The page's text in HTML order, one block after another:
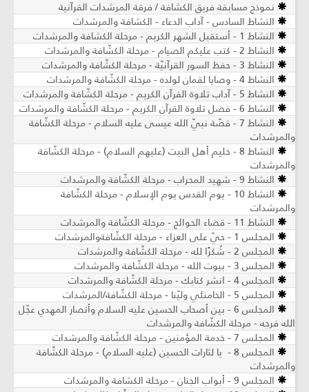
نموذج مسابقة فريق الكشافة / فرقة المرشدات القرآنية
النشاط السادس - آداب الدعاء - الكشافة والمرشدات
النشاط 1 - أستقبل الشهر الكريم - مرحلة الكشافة والمرشدات
النشاط 2 - كتب عليكم الصيام - مرحلة الكشّافة والمرشدات
النشاط 3 - حفظ السور القرآنيّة - مرحلة الكشّافة والمرشدات
النشاط 4 - وصايا لقمان لولده - مرحلة الكشّافة والمرشدات
النشاط 5 - آداب تلاوة القرآن الكريم - مرحلة الكشّافة والمرشدات
النشاط 6 - فضل تلاوة القرآن الكريم - مرحلة الكشّافة والمرشدات
النشاط 7 - قصّة نبيّ الله عيسى عليه السلام - مرحلة الكشّافة
والمرشدات
النشاط 8 - حليم أهل البيت (عليهم السلام) - مرحلة الكشّافة
والمرشدات
النشاط 9 - شهيد المحراب - مرحلة الكشّافة والمرشدات
النشاط 10 - يوم القدس يوم الإسلام - مرحلة الكشّافة
والمرشدات
النشاط 11 - قضاء الحوائج - مرحلة الكشّافة والمرشدات
المجلس 1 - حيّ على العزاء - مرحلة الكشّافةوالمرشدات
المجلس 2 - شُكرًا لله - مرحلة الكشّافة والمرشدات
المجلس 3 - بيوت الله - مرحلة الكشّافة والمرشدات
المجلس 4 - انشر كتابك - مرحلة الكشّافة والمرشدات
المجلس 5 - الخامنئي وليّنا - مرحلة الكشّافة/المرشدات
المجلس 6 - بين أصحاب الحسين عليه السلام وأنصار المهدي عجّل
الله فرجه - مرحلة الكشّافة والمرشدات
المجلس 7 - خدمة المؤمنين - مرحلة الكشّافة والمرشدات
المجلس 8 - يا لثارات الحسين (عليه السلام) - مرحلة الكشّافة
والمرشدات
المجلس 9 - أبواب الجنان - مرحلة الكشافة والمرشدات